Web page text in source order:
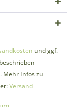
und ggf.
Mehr Infos zu
Versand